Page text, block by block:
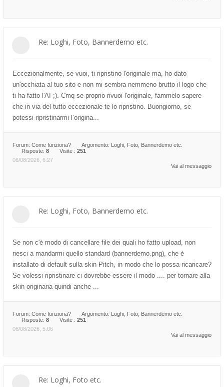
Re: Loghi, Foto, Bannerdemo etc.
Eccezionalmente, se vuoi, ti ripristino l'originale ma, ho dato
un'occhiata al tuo sito e non mi sembra nemmeno brutto il logo che
ti ha fatto l'AI ;). Cmq se proprio rivuoi l'originale, fammelo sapere
che in via del tutto eccezionale te lo ripristino. Buongiorno, se
potessi ripristinarmi l’origina...
Forum: Come funziona? Argomento: Loghi, Foto, Bannerdemo etc.
Risposte: 8 Visite : 251
06/08/2026, 6:27
Vai al messaggio
Re: Loghi, Foto, Bannerdemo etc.
Se non c'è modo di cancellare file dei quali ho fatto upload, non
riesci a mandarmi quello standard (bannerdemo.png), che è
installato di default sulla skin Pitch, in modo che lo possa ricaricare?
Se volessi ripristinare ci dovrebbe essere il modo .... per tornare alla
skin originaria quindi anche ...
Forum: Come funziona? Argomento: Loghi, Foto, Bannerdemo etc.
Risposte: 8 Visite : 251
06/08/2026, 5:06
Vai al messaggio
Re: Loghi, Foto etc.